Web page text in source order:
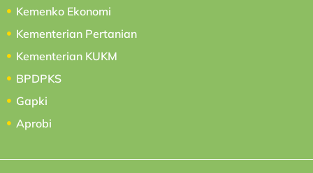
Kemenko Ekonomi
Kementerian Pertanian
Kementerian KUKM
BPDPKS
Gapki
Aprobi